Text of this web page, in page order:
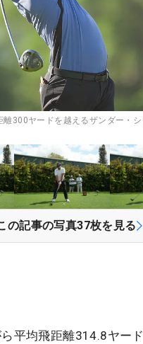
離300ヤードを越えるザンダー・
の記事の写真37枚を見る
平均飛距離314.8ヤー